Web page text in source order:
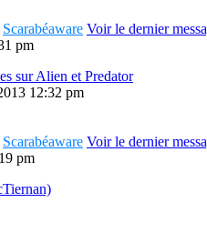
Scarabéaware Voir le dernier
pm
sur Alien et Predator
12:32 pm
Scarabéaware Voir le dernier
pm